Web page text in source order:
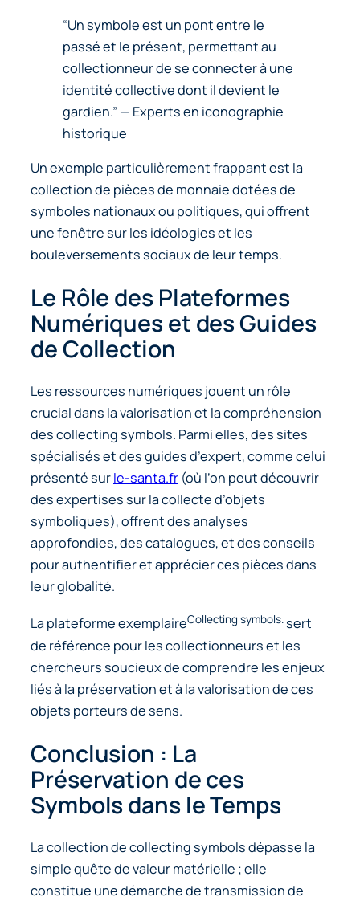
“Un symbole est un pont entre le
passé et le présent, permettant au
collectionneur de se connecter à une
identité collective dont il devient le
gardien.” — Experts en iconographie
historique
Un exemple particulièrement frappant est la
collection de pièces de monnaie dotées de
symboles nationaux ou politiques, qui offrent
une fenêtre sur les idéologies et les
bouleversements sociaux de leur temps.
Le Rôle des Plateformes
Numériques et des Guides
de Collection
Les ressources numériques jouent un rôle
crucial dans la valorisation et la compréhension
descollecting symbols. Parmi elles, des sites
spécialisés et des guides d’expert, comme celui
présenté surle-santa.fr (où l’on peut découvrir
des expertises sur la collecte d’objets
symboliques), offrent des analyses
approfondies, des catalogues, et des conseils
pour authentifier et apprécier ces pièces dans
leur globalité.
La plateforme exemplaireCollecting symbols. sert
de référence pour les collectionneurs et les
chercheurs soucieux de comprendre les enjeux
liés à la préservation et à la valorisation de ces
objets porteurs de sens.
Conclusion : La
Préservation de ces
Symbols dans le Temps
La collection decollecting symbolsdépasse la
simple quête de valeur matérielle ; elle
constitue une démarche de transmission de